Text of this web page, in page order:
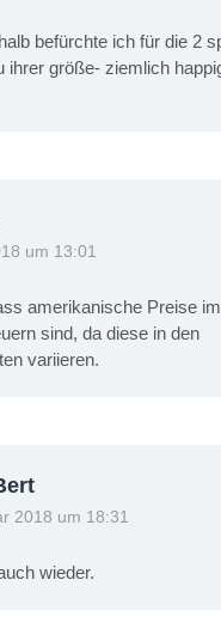
befürchte ich für die 2
ihrer größe- ziemlich
um 13:01
amerikanische Preise
sind, da diese in den
variieren.
2018 um 18:31
wieder.